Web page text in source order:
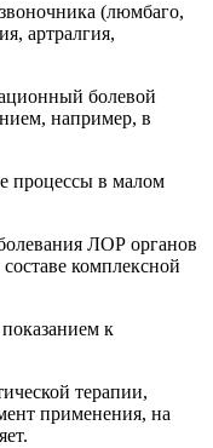
(люмбаго,
артралгия,
болевой
например, в
процессы в малом
ЛОР органов
комплексной
к
терапии,
применения, на